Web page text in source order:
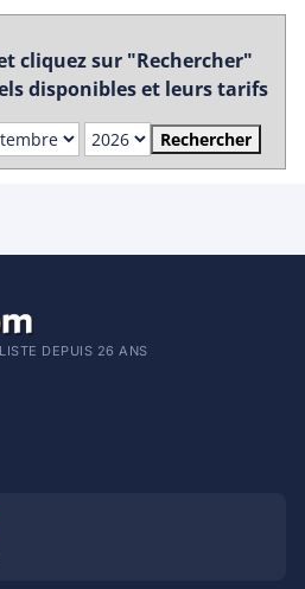
cliquez sur "Rechercher"
disponibles et leurs tarifs
Rechercher
DEPUIS 26 ANS